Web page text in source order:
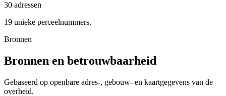
30 adressen
19 unieke perceelnummers.
Bronnen
Bronnen en betrouwbaarheid
Gebaseerd op openbare adres-, gebouw- en kaartgegevens van de
overheid.